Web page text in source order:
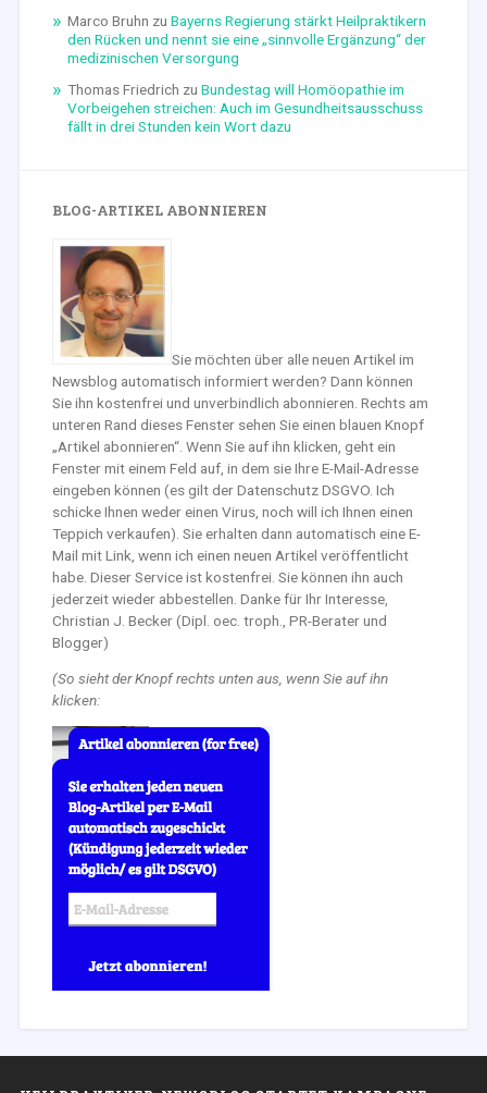
Marco Bruhn zu Bayerns Regierung stärkt Heilpraktikern
den Rücken und nennt sie eine „sinnvolle Ergänzung“ der
medizinischen Versorgung
Thomas Friedrich zu Bundestag will Homöopathie im
Vorbeigehen streichen: Auch im Gesundheitsausschuss
fällt in drei Stunden kein Wort dazu
BLOG-ARTIKEL ABONNIEREN
Sie möchten über alle neuen Artikel im
Newsblog automatisch informiert werden? Dann können
Sie ihn kostenfrei und unverbindlich abonnieren. Rechts am
unteren Rand dieses Fenster sehen Sie einen blauen Knopf
„Artikel abonnieren“. Wenn Sie auf ihn klicken, geht ein
Fenster mit einem Feld auf, in dem sie Ihre E-Mail-Adresse
eingeben können (es gilt der Datenschutz DSGVO. Ich
schicke Ihnen weder einen Virus, noch will ich Ihnen einen
Teppich verkaufen). Sie erhalten dann automatisch eine E-
Mail mit Link, wenn ich einen neuen Artikel veröffentlicht
habe. Dieser Service ist kostenfrei. Sie können ihn auch
jederzeit wieder abbestellen. Danke für Ihr Interesse,
Christian J. Becker (Dipl. oec. troph., PR-Berater und
Blogger)
(So sieht der Knopf rechts unten aus, wenn Sie auf ihn
klicken: